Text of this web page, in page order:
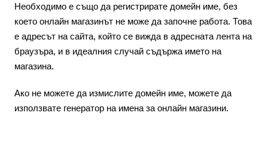
Необходимо е също да регистрирате домейн име, без
което онлайн магазинът не може да започне работа. Това
е адресът на сайта, който се вижда в адресната лента на
браузъра, и в идеалния случай съдържа името на
магазина.
Ако не можете да измислите домейн име, можете да
използвате генератор на имена за онлайн магазини.